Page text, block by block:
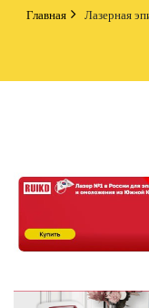
Главная Лазерная